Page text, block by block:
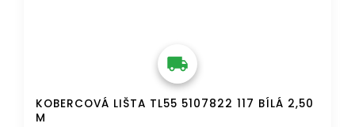
KOBERCOVÁ LIŠTA TL55 5107822 117 BÍLÁ 2,50
M